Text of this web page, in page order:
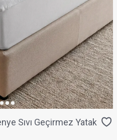
Sıvı Geçirmez Yatak